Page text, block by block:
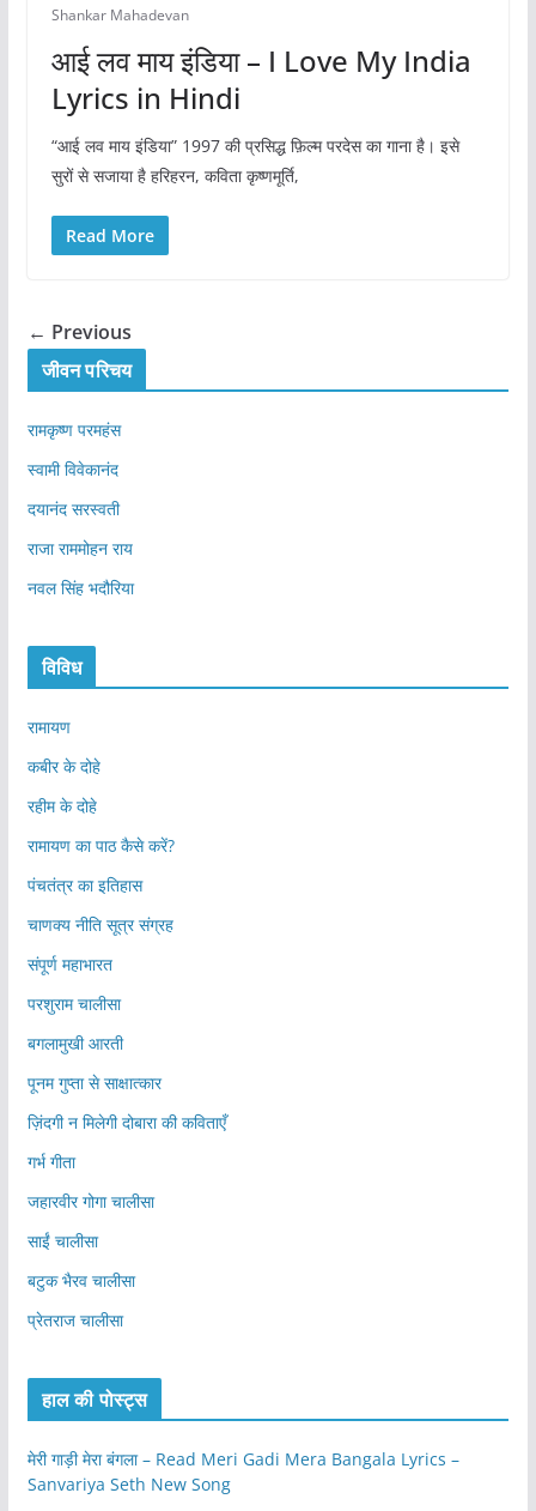
Shankar Mahadevan
आई लव माय इंडिया – I Love My India
Lyrics in Hindi
“आई लव माय इंडिया” 1997 की प्रसिद्ध फ़िल्म परदेस का गाना है। इसे
सुरों से सजाया है हरिहरन, कविता कृष्णमूर्ति,
Read More
← Previous
जीवन परिचय
रामकृष्ण परमहंस
स्वामी विवेकानंद
दयानंद सरस्वती
राजा राममोहन राय
नवल सिंह भदौरिया
विविध
रामायण
कबीर के दोहे
रहीम के दोहे
रामायण का पाठ कैसे करें?
पंचतंत्र का इतिहास
चाणक्य नीति सूत्र संग्रह
संपूर्ण महाभारत
परशुराम चालीसा
बगलामुखी आरती
पूनम गुप्ता से साक्षात्कार
ज़िंदगी न मिलेगी दोबारा की कविताएँ
गर्भ गीता
जहारवीर गोगा चालीसा
साईं चालीसा
बटुक भैरव चालीसा
प्रेतराज चालीसा
हाल की पोस्ट्स
मेरी गाड़ी मेरा बंगला – Read Meri Gadi Mera Bangala Lyrics –
Sanvariya Seth New Song